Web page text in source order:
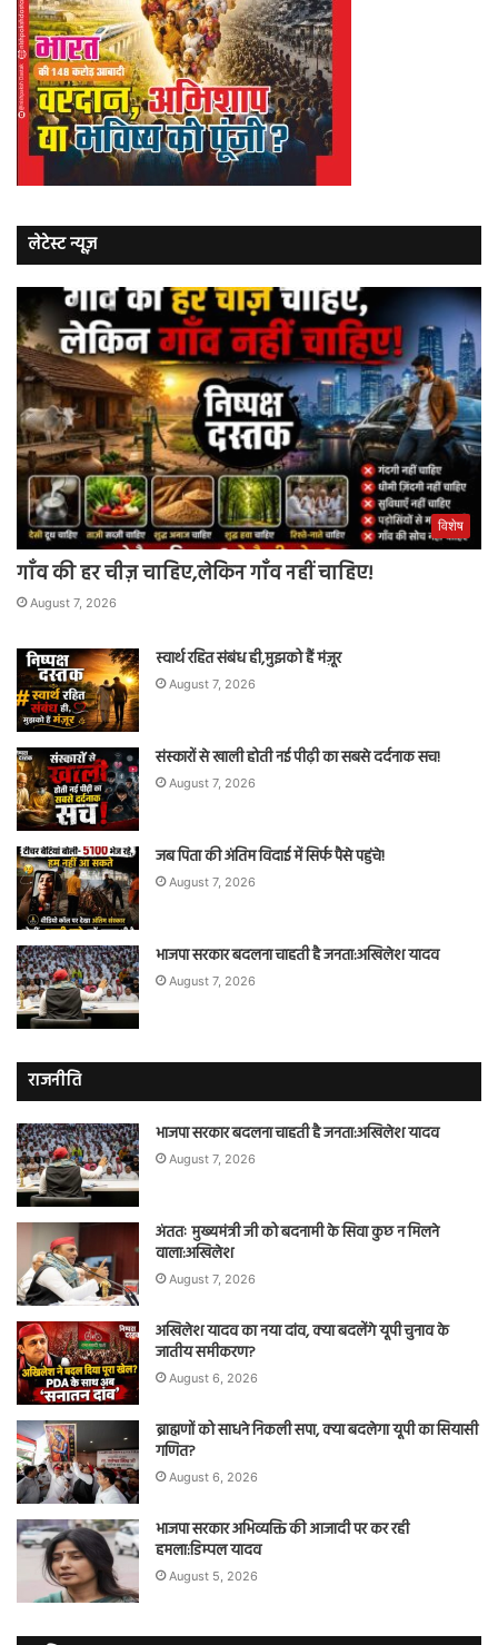
लेटेस्ट न्यूज़
विशेष
गाँव की हर चीज़ चाहिए,लेकिन गाँव नहीं चाहिए!
August 7, 2026
स्वार्थ रहित संबंध ही,मुझको हैं मंज़ूर
August 7, 2026
संस्कारों से खाली होती नई पीढ़ी का सबसे दर्दनाक सच!
August 7, 2026
जब पिता की अंतिम विदाई में सिर्फ पैसे पहुंचे!
August 7, 2026
भाजपा सरकार बदलना चाहती है जनता:अखिलेश यादव
August 7, 2026
राजनीति
भाजपा सरकार बदलना चाहती है जनता:अखिलेश यादव
August 7, 2026
अंततः मुख्यमंत्री जी को बदनामी के सिवा कुछ न मिलने
वाला:अखिलेश
August 7, 2026
अखिलेश यादव का नया दांव, क्या बदलेंगे यूपी चुनाव के
जातीय समीकरण?
August 6, 2026
ब्राह्मणों को साधने निकली सपा, क्या बदलेगा यूपी का सियासी
गणित?
August 6, 2026
भाजपा सरकार अभिव्यक्ति की आजादी पर कर रही
हमला:डिम्पल यादव
August 5, 2026